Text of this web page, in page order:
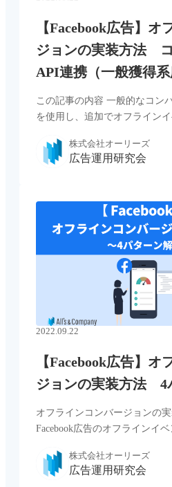
【Facebook広告】オ
ジョンの実装方法
API連携（一般獲得
この記事の内容 一般的なコン
を使用し、追加でオフライン
ジョンAPIの実装方法ではあ
イベン […...
株式会社オーリーズ
広告運用研究会
2022.09.22
【Facebook広告】オ
ジョンの実装方法 4
オフラインコンバージョンの
Facebook広告のオフラインイ
フラインイベントマネージャ
の手動 […...
株式会社オーリーズ
広告運用研究会